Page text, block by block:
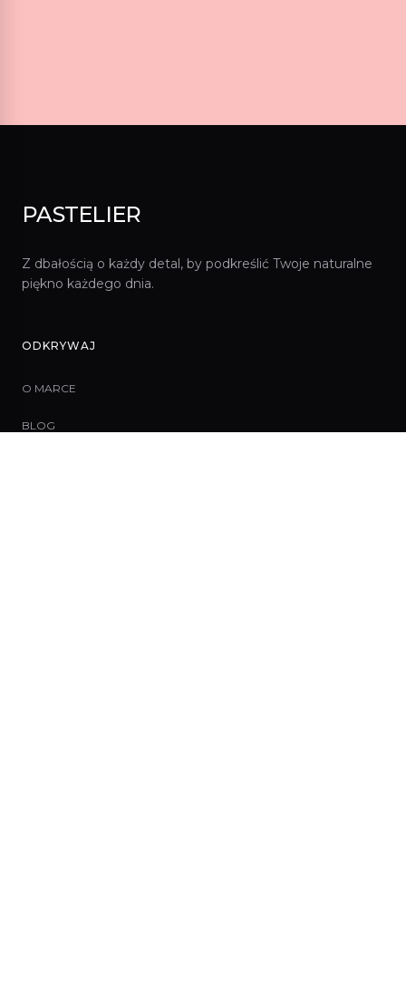
PASTELIER
Z dbałością o każdy detal, by podkreślić Twoje naturalne
piękno każdego dnia.
ODKRYWAJ
O MARCE
BLOG